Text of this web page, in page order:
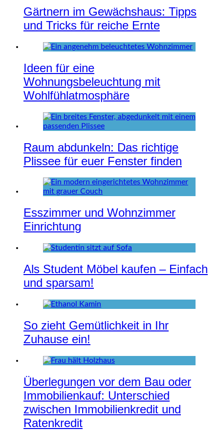
Gärtnern im Gewächshaus: Tipps
und Tricks für reiche Ernte
Ideen für eine
Wohnungsbeleuchtung mit
Wohlfühlatmosphäre
Raum abdunkeln: Das richtige
Plissee für euer Fenster finden
Esszimmer und Wohnzimmer
Einrichtung
Als Student Möbel kaufen – Einfach
und sparsam!
So zieht Gemütlichkeit in Ihr
Zuhause ein!
Überlegungen vor dem Bau oder
Immobilienkauf: Unterschied
zwischen Immobilienkredit und
Ratenkredit